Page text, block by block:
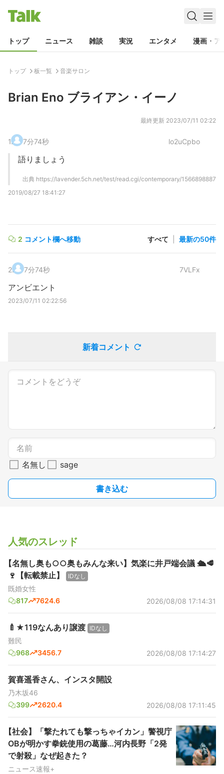
トップ ニュース 雑談 実況 エンタメ 漫画・ア
トップ 板一覧 音楽サロン
Brian Eno ブライアン・イーノ
最終更新 2023/07/11 02:22
1. 7分74秒 lo2uCpbo
語りましょう
出典 https://lavender.5ch.net/test/read.cgi/contemporary/1566898887
2019/08/27 18:41:27
2 コメント欄へ移動 すべて 最新の50件
2. 7分74秒 7VLFx
アンビエント
2023/07/11 02:22:56
新着コメント
名無し sage
書き込む
人気のスレッド
【名無し奥も○○奥もみんな来い】気楽に井戸端会議 🛳️🥩
🍷【転載禁止】
IDなし
既婚女性
817
7624.6 2026/08/08 17:14:31
🍼★119なんあり譲渡 IDなし
難民
968
3456.7 2026/08/08 17:14:27
賀喜遥香さん、インスタ開設
乃木坂46
399
2620.4 2026/08/08 17:11:45
【社会】「撃たれても撃っちゃイカン」警視庁
OBが明かす拳銃使用の葛藤…河内長野「2発
で射殺」なぜ起きた？
ニュース速報+